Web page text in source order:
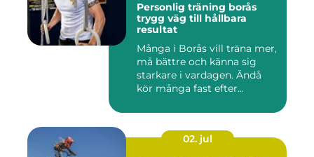
Personlig träning borås
trygg väg till hållbara
resultat
Många i Borås vill träna mer,
må bättre och känna sig
starkare i vardagen. Ändå
kör många fast efter...
02. jul